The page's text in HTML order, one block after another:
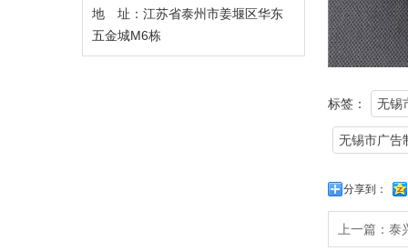
地 址：江苏省泰州市姜堰区华东
五金城M6栋
标签： 无锡
无锡市广告
分享到：
上一篇： 泰